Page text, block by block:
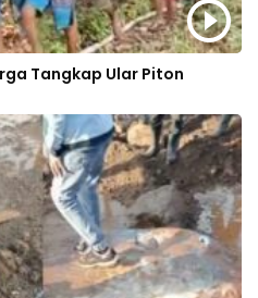
Tangkap Ular Piton